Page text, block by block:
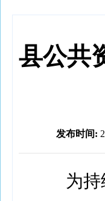
县公共
发布时间:
为持续